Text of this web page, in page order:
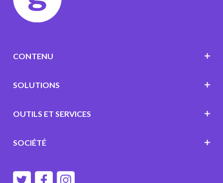
CONTENU
SOLUTIONS
OUTILS ET SERVICES
SOCIÉTÉ